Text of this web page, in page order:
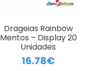
Drageias Rainbow
Mentos – Display 20
Unidades
16.78€